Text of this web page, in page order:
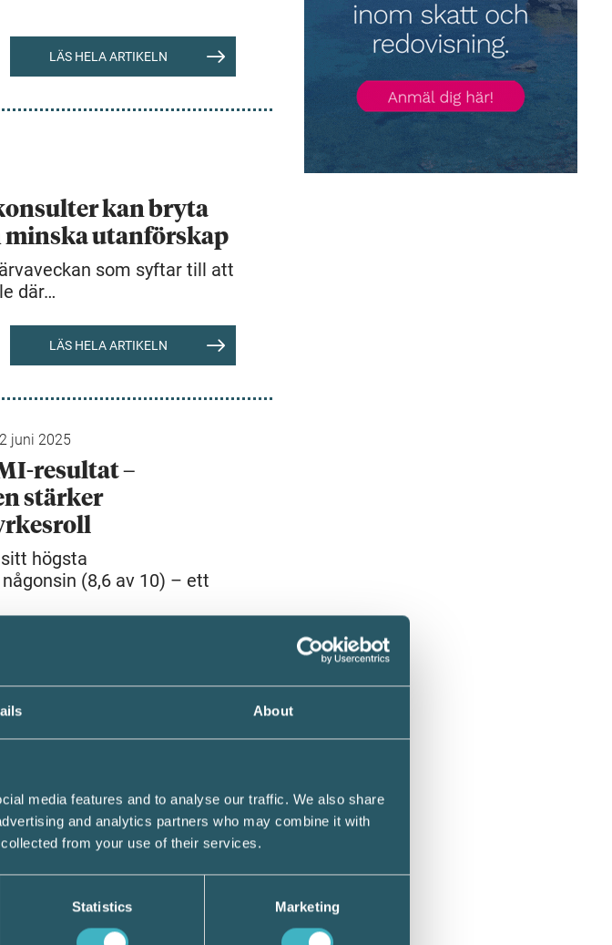
About
media features and to analyse our traffic. We also share
and analytics partners who may combine it with
from your use of their services.
Statistics Marketing
LÄS HELA ARTIKELN
kan bryta
minska utanförskap
som syftar till att
där…
LÄS HELA ARTIKELN
2 juni 2025
resultat –
stärker
högsta
(8,6 av 10) – ett
kan bidra
har blivit ett allvarligt
LÄS HELA ARTIKELN